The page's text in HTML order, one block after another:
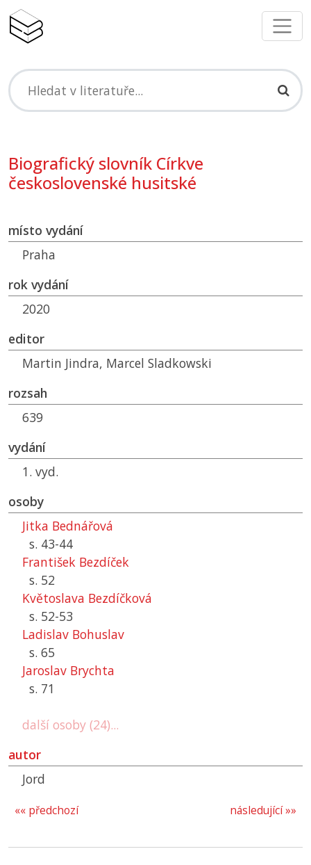
Biografický slovník Církve
československé husitské
místo vydání
Praha
rok vydání
2020
editor
Martin Jindra, Marcel Sladkowski
rozsah
639
vydání
1. vyd.
osoby
Jitka Bednářová
s. 43-44
František Bezdíček
s. 52
Květoslava Bezdíčková
s. 52-53
Ladislav Bohuslav
s. 65
Jaroslav Brychta
s. 71
další osoby (24)...
autor
Jord
následující »»
«« předchozí